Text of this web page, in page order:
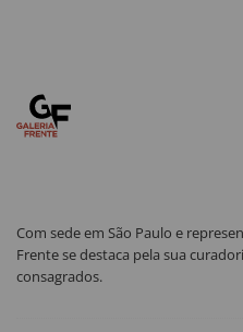
Com sede em São Paulo e
Frente se destaca pela sua
consagrados.